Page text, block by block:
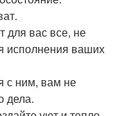
для вас все, не
исполнения ваших
с ним, вам не
дела.